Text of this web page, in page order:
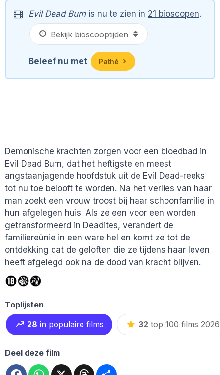
Evil Dead Burnis nu te zien in 21 bioscopen.
Beleef nu met Pathé
Demonische krachten zorgen voor een bloedbad in
Evil Dead Burn, dat het heftigste en meest
angstaanjagende hoofdstuk uit de Evil Dead-reeks
tot nu toe belooft te worden. Na het verlies van haar
man zoekt een vrouw troost bij haar schoonfamilie in
hun afgelegen huis. Als ze een voor een worden
getransformeerd in Deadites, verandert de
familiereünie in een ware hel en komt ze tot de
ontdekking dat de geloften die ze tijdens haar leven
heeft afgelegd ook na de dood van kracht blijven.
Toplijsten
28 in populaire films 32 top 100 films 2026
Deel deze film
FacebookWhatsApp
X Threads